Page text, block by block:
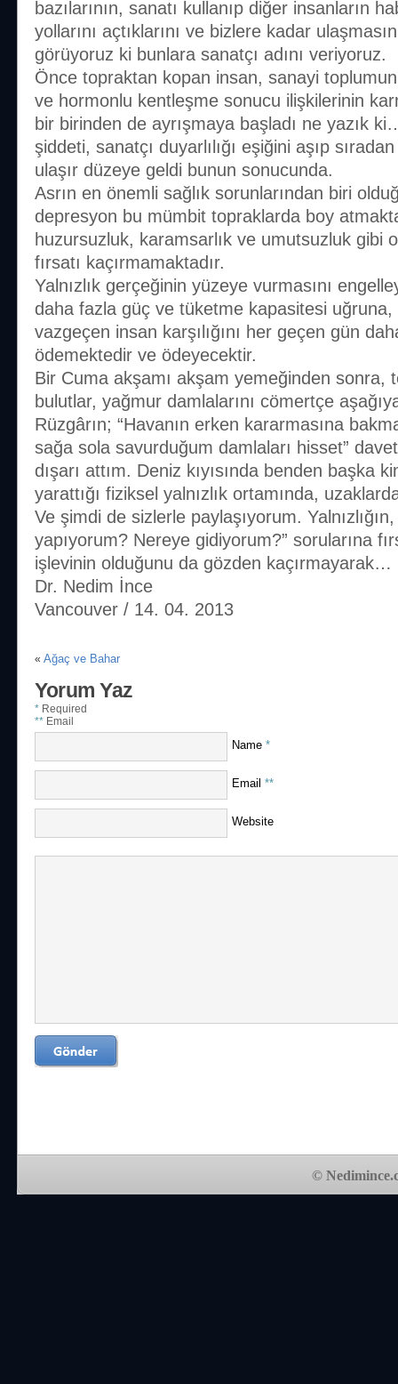
bazılarının, sanatı kullanıp diğer insanların
yollarını açtıklarını ve bizlere kadar
görüyoruz ki bunlara sanatçı adını veriyoruz.
Önce topraktan kopan insan, sanayi
ve hormonlu kentleşme sonucu ilişkilerinin
bir birinden de ayrışmaya başladı ne yazık
şiddeti, sanatçı duyarlılığı eşiğini aşıp
ulaşır düzeye geldi bunun sonucunda.
Asrın en önemli sağlık sorunlarından biri
depresyon bu mümbit topraklarda boy
huzursuzluk, karamsarlık ve umutsuzluk gibi
fırsatı kaçırmamaktadır.
Yalnızlık gerçeğinin yüzeye vurmasını
daha fazla güç ve tüketme kapasitesi uğruna,
vazgeçen insan karşılığını her geçen gün
ödemektedir ve ödeyecektir.
Bir Cuma akşamı akşam yemeğinden sonra,
bulutlar, yağmur damlalarını cömertçe
Rüzgârın; “Havanın erken kararmasına
sağa sola savurduğum damlaları hisset”
dışarı attım. Deniz kıyısında benden başka
yarattığı fiziksel yalnızlık ortamında,
Ve şimdi de sizlerle paylaşıyorum.
yapıyorum? Nereye gidiyorum?” sorularına
işlevinin olduğunu da gözden kaçırmayarak…
Dr. Nedim İnce
Vancouver / 14. 04. 2013
« Ağaç ve Bahar
Yorum Yaz
* Required
** Email
Name *
Email **
Website
©